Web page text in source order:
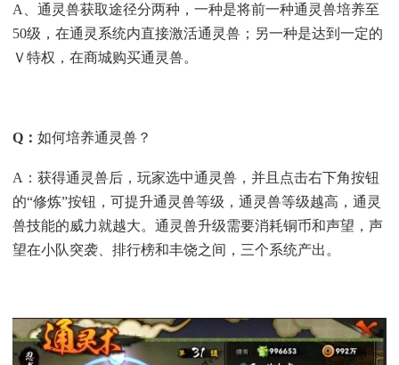
A、通灵兽获取途径分两种，一种是将前一种通灵兽培养至
50级，在通灵系统内直接激活通灵兽；另一种是达到一定的
Ｖ特权，在商城购买通灵兽。
Q ：如何培养通灵兽？
A：获得通灵兽后，玩家选中通灵兽，并且点击右下角按钮
的“修炼”按钮，可提升通灵兽等级，通灵兽等级越高，通灵
兽技能的威力就越大。通灵兽升级需要消耗铜币和声望，声
望在小队突袭、排行榜和丰饶之间，三个系统产出。